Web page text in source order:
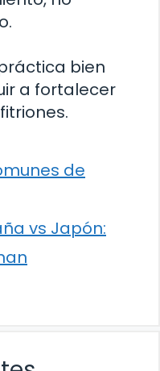
bien
a fortalecer
de
vs Japón: